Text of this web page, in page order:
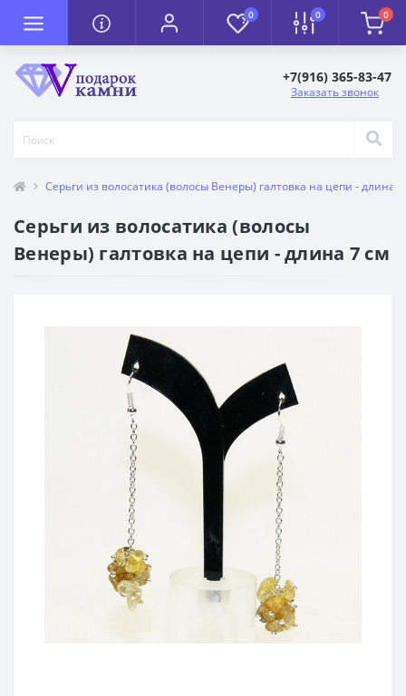
0 0 0
+7(916) 365-83-47
Заказать звонок
Серьги из волосатика (волосы Венеры) галтовка на цепи - длина
Серьги из волосатика (волосы
Венеры) галтовка на цепи - длина 7 см